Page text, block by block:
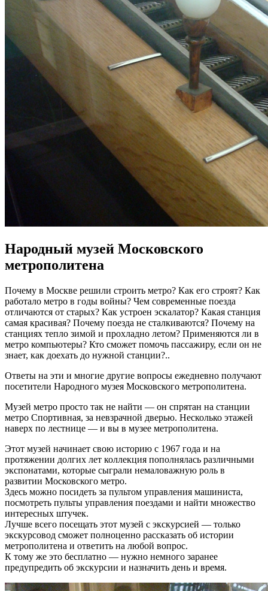
Народный музей Московского
метрополитена
Почему в Москве решили строить метро? Как его строят? Как
работало метро в годы войны? Чем современные поезда
отличаются от старых? Как устроен эскалатор? Какая станция
самая красивая? Почему поезда не сталкиваются? Почему на
станциях тепло зимой и прохладно летом? Применяются ли в
метро компьютеры? Кто сможет помочь пассажиру, если он не
знает, как доехать до нужной станции?..
Ответы на эти и многие другие вопросы ежедневно получают
посетители Народного музея Московского метрополитена.
Музей метро просто так не найти — он спрятан на станции
метро Спортивная, за невзрачной дверью. Несколько этажей
наверх по лестнице — и вы в музее метрополитена.
Этот музей начинает свою историю с 1967 года и на
протяжении долгих лет коллекция пополнялась различными
экспонатами, которые сыграли немаловажную роль в
развитии Московского метро.
Здесь можно посидеть за пультом управления машиниста,
посмотреть пульты управления поездами и найти множество
интересных штучек.
Лучше всего посещать этот музей с экскурсией — только
экскурсовод сможет полноценно рассказать об истории
метрополитена и ответить на любой вопрос.
К тому же это бесплатно — нужно немного заранее
предупредить об экскурсии и назначить день и время.